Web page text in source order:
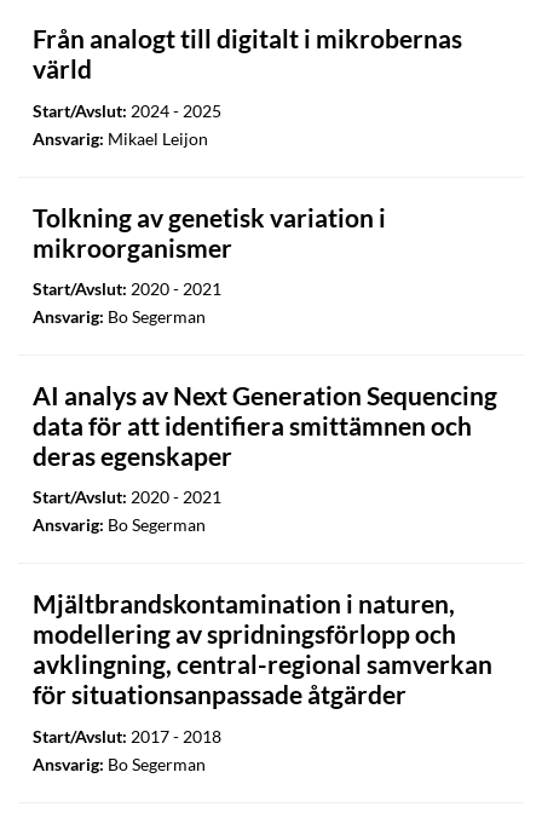
Från analogt till digitalt i mikrobernas
värld
Start/Avslut: 2024 - 2025
Ansvarig: Mikael Leijon
Tolkning av genetisk variation i
mikroorganismer
Start/Avslut: 2020 - 2021
Ansvarig: Bo Segerman
AI analys av Next Generation Sequencing
data för att identifiera smittämnen och
deras egenskaper
Start/Avslut: 2020 - 2021
Ansvarig: Bo Segerman
Mjältbrandskontamination i naturen,
modellering av spridningsförlopp och
avklingning, central-regional samverkan
för situationsanpassade åtgärder
Start/Avslut: 2017 - 2018
Ansvarig: Bo Segerman